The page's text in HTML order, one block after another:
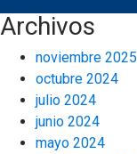
Archivos
noviembre 2025
octubre 2024
julio 2024
junio 2024
mayo 2024